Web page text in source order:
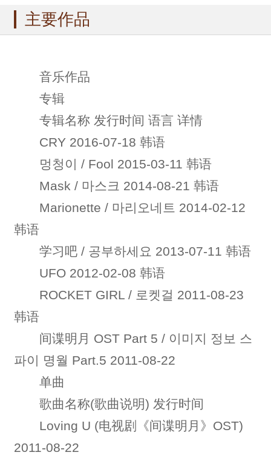
主要作品
音乐作品
专辑
专辑名称 发行时间 语言 详情
CRY 2016-07-18 韩语
멍청이 / Fool 2015-03-11 韩语
Mask / 마스크 2014-08-21 韩语
Marionette / 마리오네트 2014-02-12
韩语
学习吧 / 공부하세요 2013-07-11 韩语
UFO 2012-02-08 韩语
ROCKET GIRL / 로켓걸 2011-08-23
韩语
间谍明月 OST Part 5 / 이미지 정보 스
파이 명월 Part.5 2011-08-22
单曲
歌曲名称(歌曲说明) 发行时间
Loving U (电视剧《间谍明月》OST)
2011-08-22